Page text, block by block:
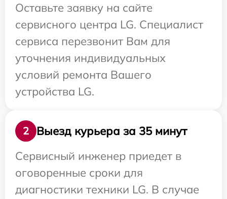
Оставьте заявку на сайте
сервисного центра LG. Специалист
сервиса перезвонит Вам для
уточнения индивидуальных
условий ремонта Вашего
устройства LG.
2
Выезд курьера за 35 минут
Сервисный инженер приедет в
оговоренные сроки для
диагностики техники LG. В случае